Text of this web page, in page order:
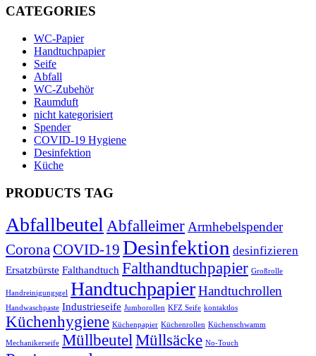
CATEGORIES
WC-Papier
Handtuchpapier
Seife
Abfall
WC-Zubehör
Raumduft
nicht kategorisiert
Spender
COVID-19 Hygiene
Desinfektion
Küche
PRODUCTS TAG
AbfallbeutelAbfalleimerArmhebelspender
CoronaCOVID-19 Desinfektion desinfizieren
Ersatzbürste Falthandtuch Falthandtuchpapier Großrolle
Handreinigungsgel HandtuchpapierHandtuchrollen
Handwaschpaste Industrieseife Jumborollen KFZ Seife kontaktlos
Küchenhygiene Küchenpapier Küchenrollen Küchenschwamm
Mechanikerseife MüllbeutelMüllsäcke No-Touch